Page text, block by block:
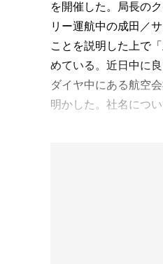
を開催した。局長の
リー運航中の成田／
ことを説明した上で
めている。近日中に
ダイヤ中にある航空
明かした。社名につ